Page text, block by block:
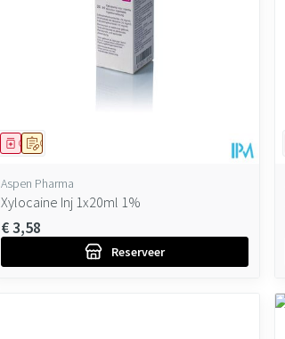
Op voorschrift
Geneesmiddel
Aspen Pharma
Xylocaine Inj 1x20ml 1%
€ 3,58
Reserveer